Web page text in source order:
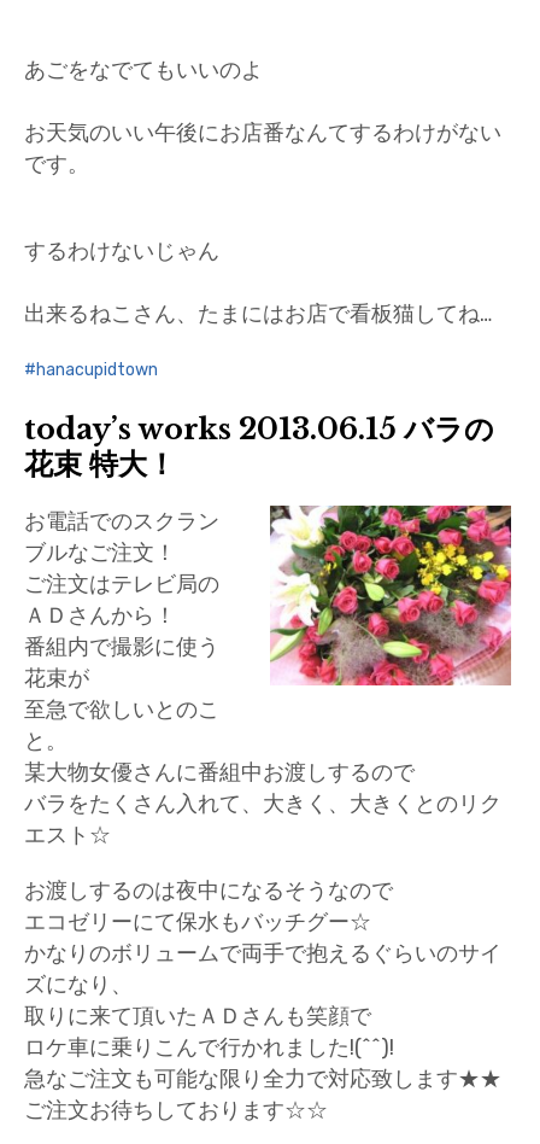
あごをなでてもいいのよ
お天気のいい午後にお店番なんてするわけがない
です。
するわけないじゃん
出来るねこさん、たまにはお店で看板猫してね…
hanacupidtown
today’s works 2013.06.15 バラの
花束 特大！
お電話でのスクラン
ブルなご注文！
ご注文はテレビ局の
ＡＤさんから！
番組内で撮影に使う
花束が
至急で欲しいとのこ
と。
某大物女優さんに番組中お渡しするので
バラをたくさん入れて、大きく、大きくとのリク
エスト☆
お渡しするのは夜中になるそうなので
エコゼリーにて保水もバッチグー☆
かなりのボリュームで両手で抱えるぐらいのサイ
ズになり、
取りに来て頂いたＡＤさんも笑顔で
ロケ車に乗りこんで行かれました!(^^)!
急なご注文も可能な限り全力で対応致します★★
ご注文お待ちしております☆☆